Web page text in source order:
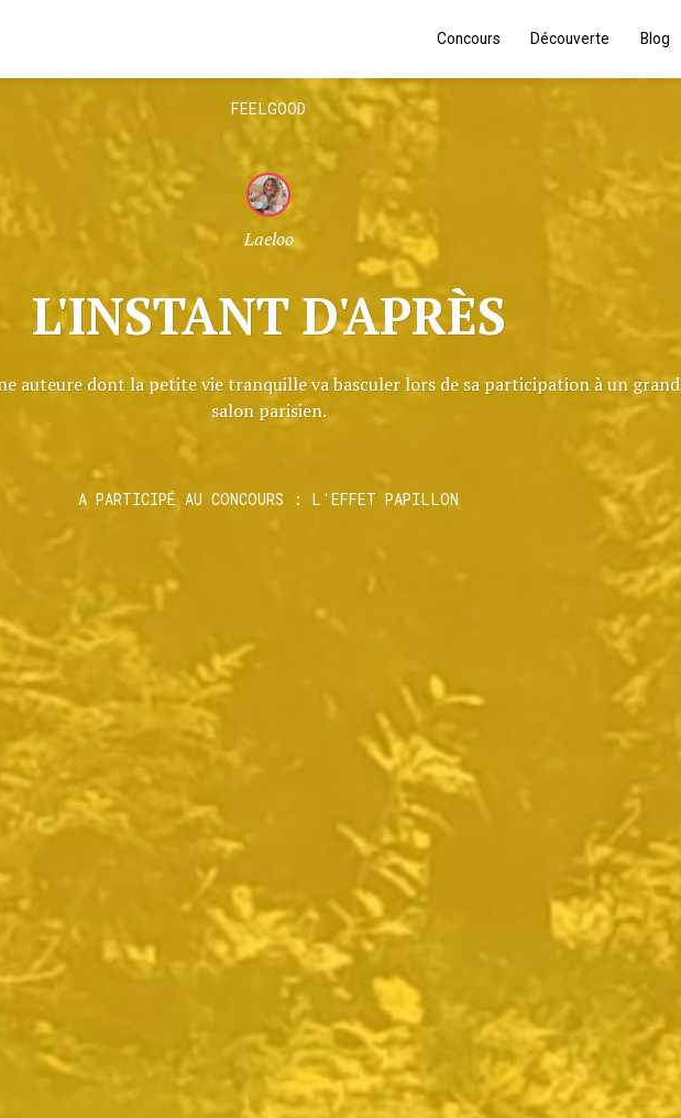
Concours Découverte Blog
FEELGOOD
Laeloo
L'INSTANT D'APRÈS
auteure dont la petite vie tranquille va basculer lors de sa participation à un grand
salon parisien.
A PARTICIPÉ AU CONCOURS : L'EFFET PAPILLON